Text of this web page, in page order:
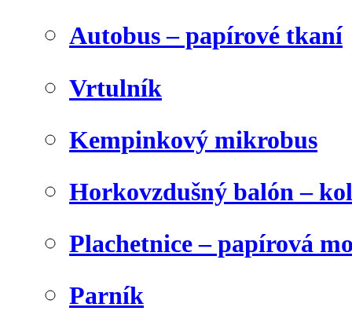
Autobus – papírové tkaní
Vrtulník
Kempinkový mikrobus
Horkovzdušný balón –
Plachetnice – papírová
Parník